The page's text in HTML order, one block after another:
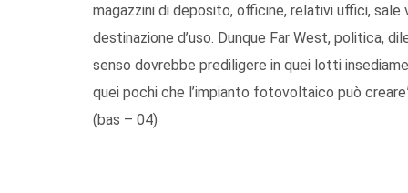
magazzini di deposito, officine, relativi uffici,
destinazione d’uso. Dunque Far West, politica,
senso dovrebbe prediligere in quei lotti
quei pochi che l’impianto fotovoltaico può
(bas – 04)